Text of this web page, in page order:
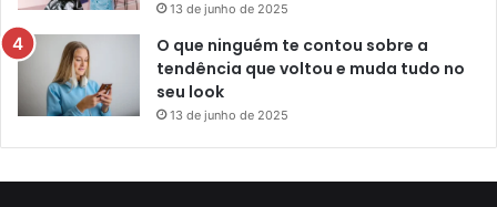
13 de junho de 2025
O que ninguém te contou sobre a
tendência que voltou e muda tudo no
seu look
13 de junho de 2025